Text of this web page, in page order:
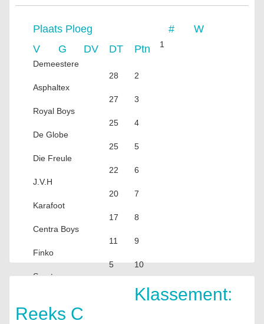
Plaats Ploeg #
W
V
G DV DT Ptn 1
Demeestere
28
2
Asphaltex
27
3
Royal Boys
25
4
De Globe
25
5
Die Freule
22
6
J.V.H
20
7
Karafoot
17
8
Centra Boys
11
9
Finko
5
10
Sparta
Klassement:
Reeks C